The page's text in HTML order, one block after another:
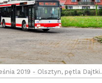
2019 - Olsztyn, pętla Dajtki.